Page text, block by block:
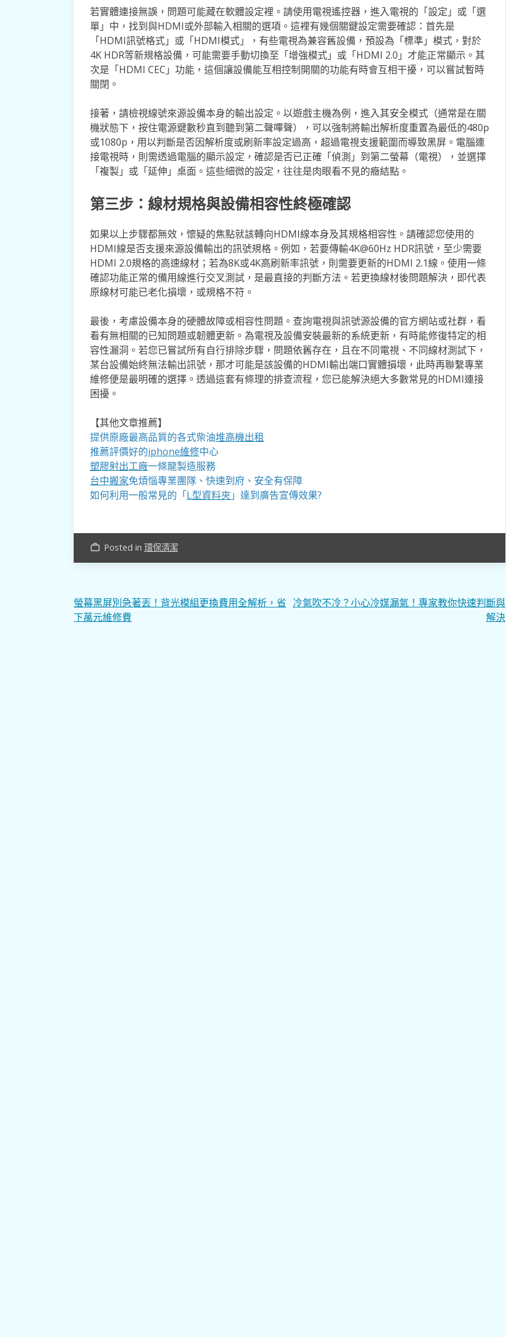
若實體連接無誤，問題可能藏在軟體設定裡。請使用電視遙控器，進入電視的「設定」或「選
單」中，找到與HDMI或外部輸入相關的選項。這裡有幾個關鍵設定需要確認：首先是
「HDMI訊號格式」或「HDMI模式」，有些電視為兼容舊設備，預設為「標準」模式，對於
4K HDR等新規格設備，可能需要手動切換至「增強模式」或「HDMI 2.0」才能正常顯示。其
次是「HDMI CEC」功能，這個讓設備能互相控制開關的功能有時會互相干擾，可以嘗試暫時
關閉。
接著，請檢視線號來源設備本身的輸出設定。以遊戲主機為例，進入其安全模式（通常是在關
機狀態下，按住電源鍵數秒直到聽到第二聲嗶聲），可以強制將輸出解析度重置為最低的480p
或1080p，用以判斷是否因解析度或刷新率設定過高，超過電視支援範圍而導致黑屏。電腦連
接電視時，則需透過電腦的顯示設定，確認是否已正確「偵測」到第二螢幕（電視），並選擇
「複製」或「延伸」桌面。這些細微的設定，往往是肉眼看不見的癥結點。
第三步：線材規格與設備相容性終極確認
如果以上步驟都無效，懷疑的焦點就該轉向HDMI線本身及其規格相容性。請確認您使用的
HDMI線是否支援來源設備輸出的訊號規格。例如，若要傳輸4K@60Hz HDR訊號，至少需要
HDMI 2.0規格的高速線材；若為8K或4K高刷新率訊號，則需要更新的HDMI 2.1線。使用一條
確認功能正常的備用線進行交叉測試，是最直接的判斷方法。若更換線材後問題解決，即代表
原線材可能已老化損壞，或規格不符。
最後，考慮設備本身的硬體故障或相容性問題。查詢電視與訊號源設備的官方網站或社群，看
看有無相關的已知問題或韌體更新。為電視及設備安裝最新的系統更新，有時能修復特定的相
容性漏洞。若您已嘗試所有自行排除步驟，問題依舊存在，且在不同電視、不同線材測試下，
某台設備始終無法輸出訊號，那才可能是該設備的HDMI輸出端口實體損壞，此時再聯繫專業
維修便是最明確的選擇。透過這套有條理的排查流程，您已能解決絕大多數常見的HDMI連接
困擾。
【其他文章推薦】
提供原廠最高品質的各式柴油堆高機出租
推薦評價好的iphone維修中心
塑膠射出工廠一條龍製造服務
台中搬家免煩惱專業團隊、快速到府、安全有保障
如何利用一般常見的「L型資料夾」達到廣告宣傳效果?
work_outline Posted in 環保清潔
文
章
螢幕黑屏別急著丟！背光模組更換費用全解析，省
下萬元維修費
冷氣吹不冷？小心冷媒漏氣！專家教你快速判斷與
解決